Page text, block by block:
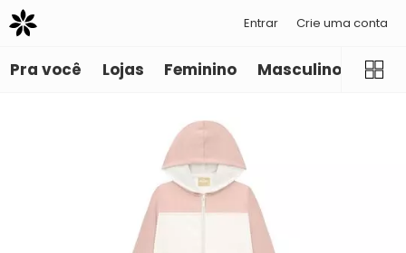
Entrar Crie uma conta
Pra você Lojas Feminino Masculino